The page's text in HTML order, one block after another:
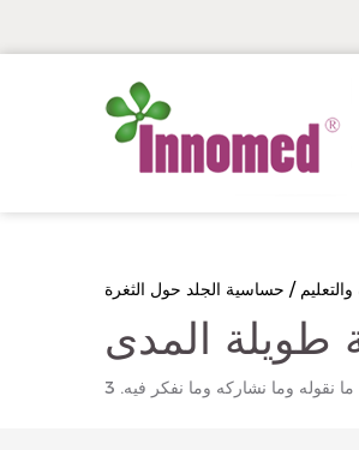
/ حساسية الجلد حول الثغرة
طويلة المدى
نقوله وما نشاركه وما نفكر فيه. 3